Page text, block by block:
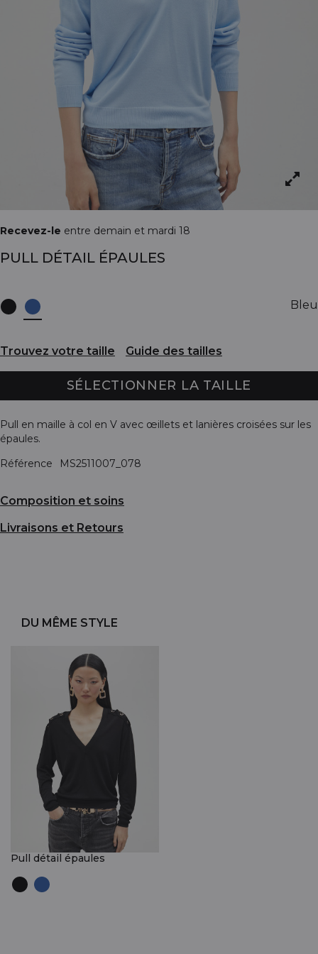
Recevez-le entre demain et mardi 18
PULL DÉTAIL ÉPAULES
Bleu
Trouvez votre taille Guide des tailles
SÉLECTIONNER LA TAILLE
Pull en maille à col en V avec œillets et lanières croisées sur les
épaules.
Référence
MS2511007_078
Composition et soins
Livraisons et Retours
DU MÊME STYLE
Pull détail épaules